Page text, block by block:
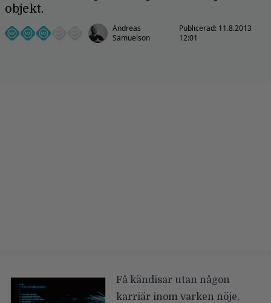
objekt.
Andreas
Samuelson
Publicerad: 11.8.2013
12:01
Få kändisar utan någon
karriär inom varken nöje,